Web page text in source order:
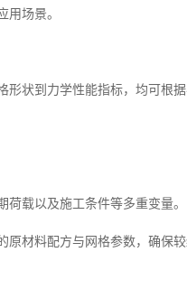
用场景。
状到力学性能指标，均可根
载以及施工条件等多重变量。
材料配方与网格参数，确保